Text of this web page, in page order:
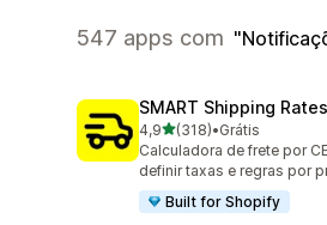
547 apps com
SMART Shipping
4,9de 5 estrelas
(318)
318 avaliações ao todo
•Grátis
Calculadora de frete por
definir taxas e regras por
Built for Shopify